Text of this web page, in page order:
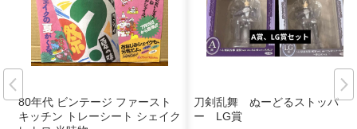
80年代 ビンテージ ファースト
キッチン トレーシート シェイク
刀剣乱舞 ぬーどるストッパ
ー LG賞